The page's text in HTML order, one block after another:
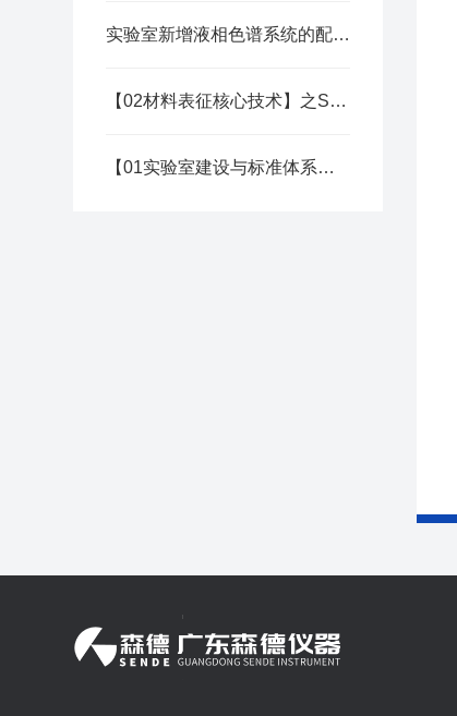
实验室新增液相色谱系统的配置清单
【02材料表征核心技术】之SIMS应用：掺杂分布与扩散研究技术
【01实验室建设与标准体系】之计量溯源：ISO/IEC 17025实验室建设指南